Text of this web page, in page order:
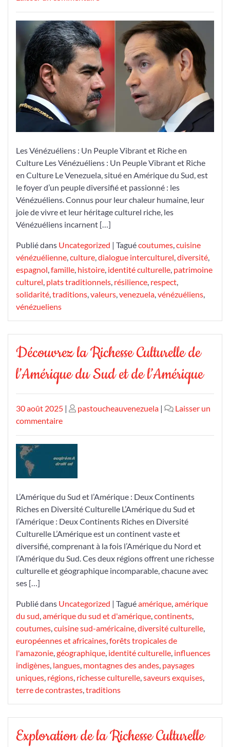
Richesse
Culturelle
des
Vénézuéliens
:
Un
Patrimoine
Vibrant
Découvrir
Les Vénézuéliens : Un Peuple Vibrant et Riche en
Culture Les Vénézuéliens : Un Peuple Vibrant et Riche
en Culture Le Venezuela, situé en Amérique du Sud, est
le foyer d’un peuple diversifié et passionné : les
Vénézuéliens. Connus pour leur chaleur humaine, leur
joie de vivre et leur héritage culturel riche, les
Vénézuéliens incarnent […]
Publié dans Uncategorized | Taguécoutumes,cuisine
vénézuélienne,culture,dialogue interculturel,diversité,
espagnol,famille, histoire, identité culturelle, patrimoine
culturel, plats traditionnels, résilience, respect,
solidarité,traditions,valeurs,venezuela,vénézuéliens,
vénézueliens
Découvrez la Richesse Culturelle de
l’Amérique du Sud et de l’Amérique
Publié
le
30 août 2025 | Publié
pastoucheauvenezuela |
Laisser un
commentairesur
la
Richesse
Culturelle
de
l’Amérique
du
Sud
et
de
l’Amérique
L’Amérique du Sud et l’Amérique : Deux Continents
Riches en Diversité Culturelle L’Amérique du Sud et
l’Amérique : Deux Continents Riches en Diversité
Culturelle L’Amérique est un continent vaste et
diversifié, comprenant à la fois l’Amérique du Nord et
l’Amérique du Sud. Ces deux régions offrent une richesse
culturelle et géographique incomparable, chacune avec
ses […]
Publié dans Uncategorized | Taguéamérique,amérique
du sud,amérique du sud et d'amérique,continents,
coutumes,cuisine sud-américaine,diversité culturelle,
européennes et africaines,forêts tropicales de
l'amazonie,géographique, identité culturelle, influences
indigènes, langues, montagnes des andes, paysages
uniques, régions, richesse culturelle,saveurs exquises,
terre de contrastes,traditions
Exploration de la Richesse Culturelle